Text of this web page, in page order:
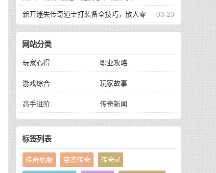
03-23
新开迷失传奇道士打装备全技巧，散人零
氪也能快速毕业
网站分类
玩家心得 职业攻略
游戏综合 玩家故事
高手进阶 传奇新闻
标签列表
传奇私服 变态传奇 传奇sf